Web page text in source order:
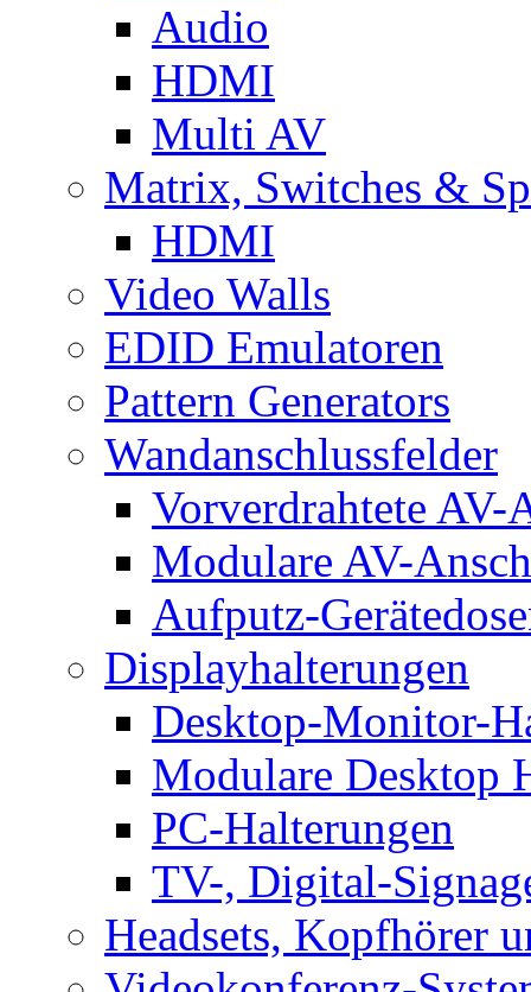
Audio
HDMI
Multi AV
Matrix, Switches &
HDMI
Video Walls
EDID Emulatoren
Pattern Generators
Wandanschlussfelder
Vorverdrahtete AV-
Modulare AV-
Aufputz-
Displayhalterungen
Desktop-Monitor-
Modulare Desktop
PC-Halterungen
TV-, Digital-
Headsets, Kopfhörer